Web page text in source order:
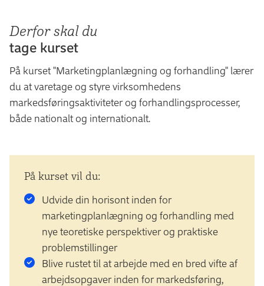
Derfor skal du
tage kurset
På kurset "Marketingplanlægning og forhandling" lærer
du at varetage og styre virksomhedens
markedsføringsaktiviteter og forhandlingsprocesser,
både nationalt og internationalt.
På kurset vil du:
Udvide din horisont inden for
marketingplanlægning og forhandling med
nye teoretiske perspektiver og praktiske
problemstillinger
Blive rustet til at arbejde med en bred vifte af
arbejdsopgaver inden for markedsføring,